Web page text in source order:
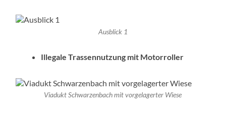
Ausblick 1
Illegale Trassennutzung mit Motorroller
Viadukt Schwarzenbach mit vorgelagerter Wiese